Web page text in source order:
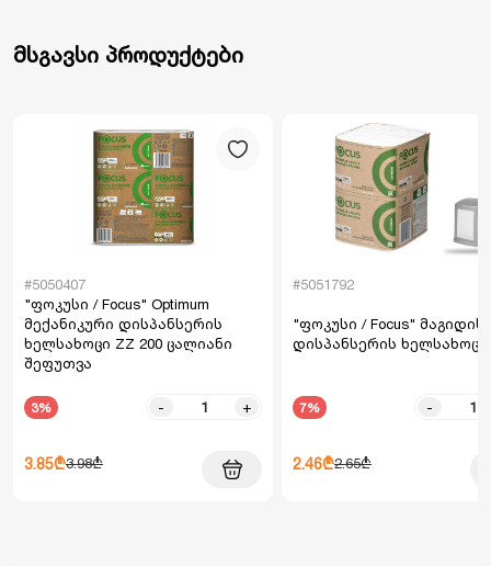
მსგავსი პროდუქტები
#5050407
"ფოკუსი / Focus" Optimum
მექანიკური დისპანსერის
ხელსახოცი ZZ 200 ცალიანი
შეფუთვა
3% - +
3.85₾3.98₾
#5051792
"ფოკუსი / Focus" მაგიდის
დისპანსერის ხელსახოცი
7% -
2.46₾2.65₾